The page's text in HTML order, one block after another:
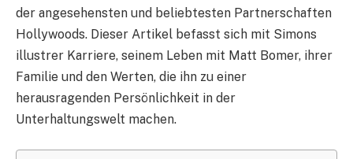
der angesehensten und beliebtesten Partnerschaften
Hollywoods. Dieser Artikel befasst sich mit Simons
illustrer Karriere, seinem Leben mit Matt Bomer, ihrer
Familie und den Werten, die ihn zu einer
herausragenden Persönlichkeit in der
Unterhaltungswelt machen.